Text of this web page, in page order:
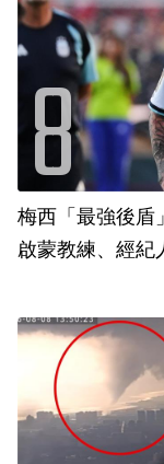
梅西「最強後盾
啟蒙教練、經紀